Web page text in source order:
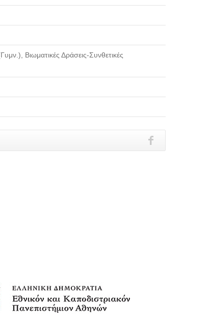
Βιωματικές Δράσεις-Συνθετικές